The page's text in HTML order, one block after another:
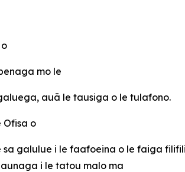
mo le
auā le tausiga o le tulafono.
Ofisa o
galulue i le faafoeina o le faiga
i le tatou malo ma